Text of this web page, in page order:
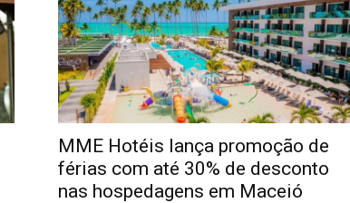
MME Hotéis lança promoção de
férias com até 30% de desconto
nas hospedagens em Maceió